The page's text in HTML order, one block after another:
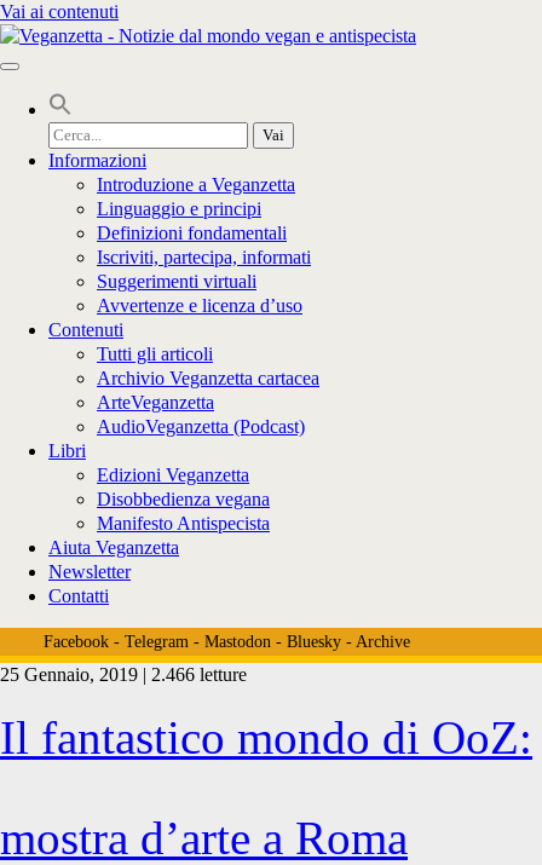
Vai ai contenuti
Cerca
per:
Informazioni
Introduzione a Veganzetta
Linguaggio e principi
Definizioni fondamentali
Iscriviti, partecipa, informati
Suggerimenti virtuali
Avvertenze e licenza d’uso
Contenuti
Tutti gli articoli
Archivio Veganzetta cartacea
ArteVeganzetta
AudioVeganzetta (Podcast)
Libri
Edizioni Veganzetta
Disobbedienza vegana
Manifesto Antispecista
Aiuta Veganzetta
Newsletter
Contatti
Facebook- Telegram- Mastodon- Bluesky- Archive
Tag:
<span>mago
25 Gennaio, 2019 | 2.466 letture
Il fantastico mondo di OoZ:
mostra d’arte a Roma